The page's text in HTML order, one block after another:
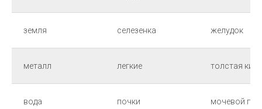
земля селезенка желудок
металл легкие толстая
вода почки мочевой